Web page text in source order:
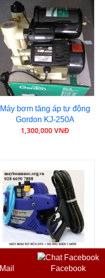
Mail Facebook
Máy bơm tăng áp tự động
Gordon KJ-250A
1,300,000 VNĐ
Máy bơm xịt rửa áp lực